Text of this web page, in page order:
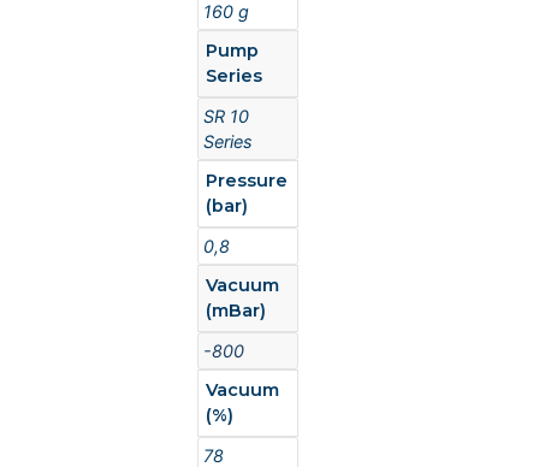
160 g
Pump
Series
SR 10
Series
Pressure
(bar)
0,8
Vacuum
(mBar)
-800
Vacuum
(%)
78